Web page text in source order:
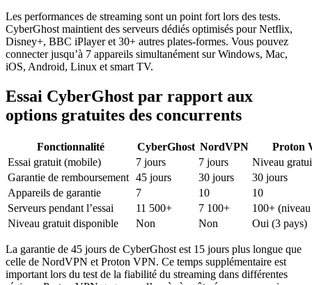
Les performances de streaming sont un point fort lors des tests.
CyberGhost maintient des serveurs dédiés optimisés pour Netflix,
Disney+, BBC iPlayer et 30+ autres plates-formes. Vous pouvez
connecter jusqu’à 7 appareils simultanément sur Windows, Mac,
iOS, Android, Linux et smart TV.
Essai CyberGhost par rapport aux
options gratuites des concurrents
Fonctionnalité CyberGhost NordVPN
Proton
Essai gratuit (mobile)
7 jours 7 jours
Niveau
Garantie de remboursement 45 jours 30 jours
30 jours
Appareils de garantie
7 10
10
Serveurs pendant l’essai
11 500+ 7 100+
100+
Niveau gratuit disponible
Non Non Oui (3 pays)
La garantie de 45 jours de CyberGhost est 15 jours plus longue que
celle de NordVPN et Proton VPN. Ce temps supplémentaire est
important lors du test de la fiabilité du streaming dans différentes